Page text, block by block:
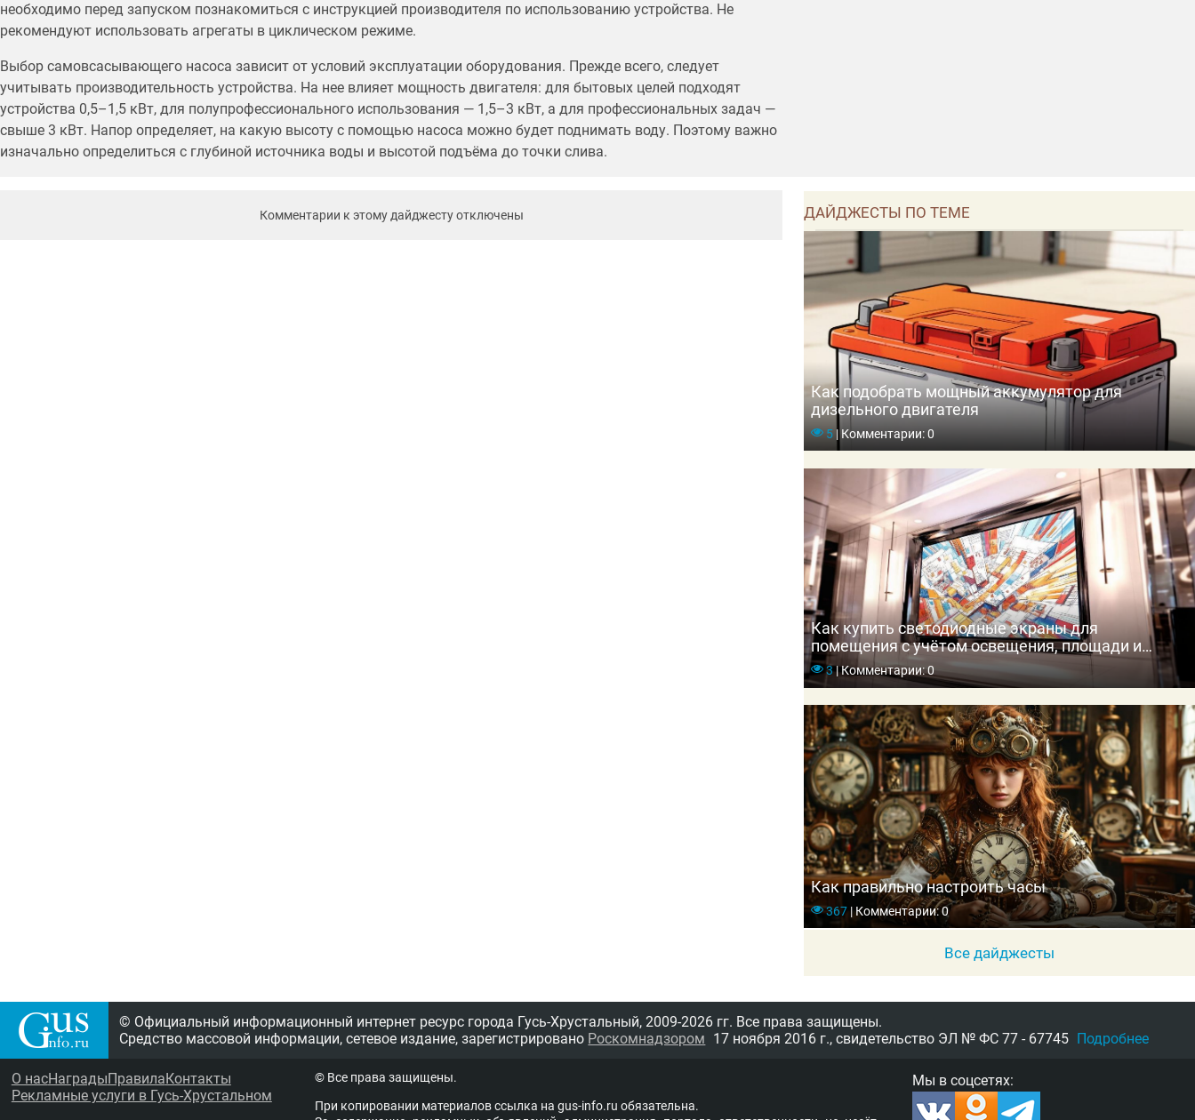
необходимо перед запуском познакомиться с инструкцией производителя по использованию устройства. Не
рекомендуют использовать агрегаты в циклическом режиме.
Выбор самовсасывающего насоса зависит от условий эксплуатации оборудования. Прежде всего, следует
учитывать производительность устройства. На нее влияет мощность двигателя: для бытовых целей подходят
устройства 0,5–1,5 кВт, для полупрофессионального использования — 1,5–3 кВт, а для профессиональных задач —
свыше 3 кВт. Напор определяет, на какую высоту с помощью насоса можно будет поднимать воду. Поэтому важно
изначально определиться с глубиной источника воды и высотой подъёма до точки слива.
Комментарии к этому дайджесту отключены ДАЙДЖЕСТЫ ПО ТЕМЕ
Как подобрать мощный аккумулятор для
дизельного двигателя
5 |Комментарии: 0
Как купить светодиодные экраны для
помещения с учётом освещения, площади и
дистанции просмотра
3|Комментарии: 0
Как правильно настроить часы
367|Комментарии: 0
Все дайджесты
© Официальный информационный интернет ресурс города Гусь-Хрустальный, 2009-2026 гг. Все права защищены.
Средство массовой информации, сетевое издание, зарегистрировано Роскомнадзором 17 ноября 2016 г., свидетельство ЭЛ № ФС 77 - 67745 Подробнее
Мы в соцсетях:
О насНаградыПравилаКонтакты
Рекламные услуги в Гусь-Хрустальном
© Все права защищены.
При копировании материалов ссыл­ка на gus-info.ru обя­за­тель­на.